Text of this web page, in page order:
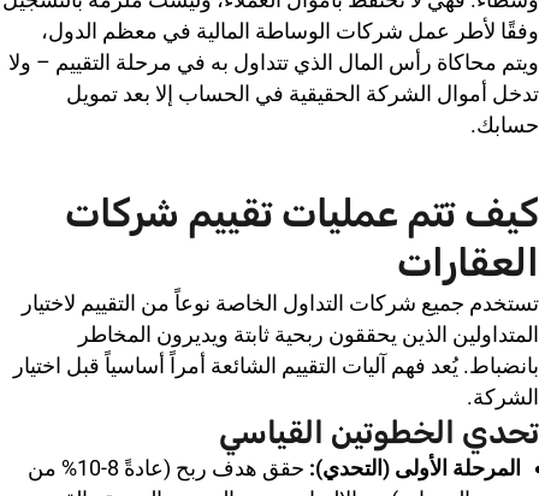
وفقًا لأطر عمل شركات الوساطة المالية في معظم الدول،
ويتم محاكاة رأس المال الذي تتداول به في مرحلة التقييم – ولا
تدخل أموال الشركة الحقيقية في الحساب إلا بعد تمويل
حسابك.
كيف تتم عمليات تقييم شركات
العقارات
تستخدم جميع شركات التداول الخاصة نوعاً من التقييم لاختيار
المتداولين الذين يحققون ربحية ثابتة ويديرون المخاطر
بانضباط. يُعد فهم آليات التقييم الشائعة أمراً أساسياً قبل اختيار
الشركة.
تحدي الخطوتين القياسي
المرحلة الأولى (التحدي):
حقق هدف ربح (عادةً 8-10% من